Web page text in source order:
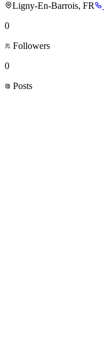
Ligny-En-Barrois, FR
0
Followers
0
Posts